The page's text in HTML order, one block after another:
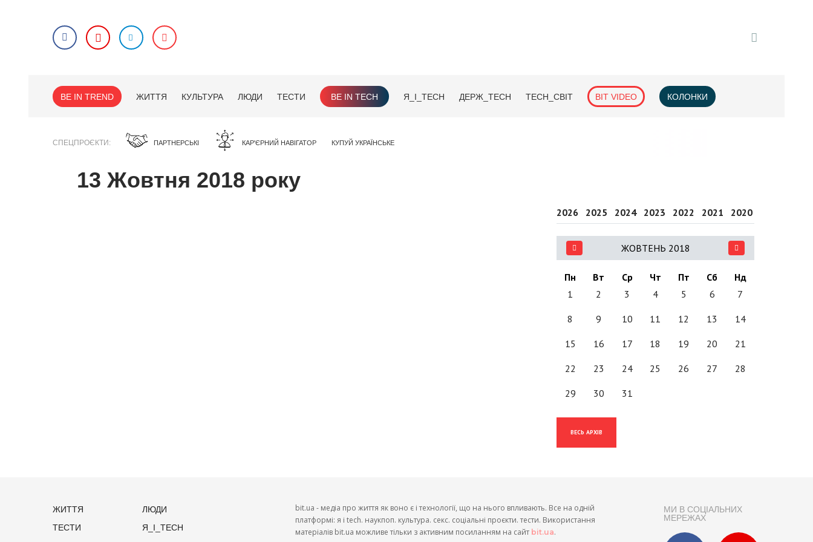
BE IN TREND ЖИТТЯ КУЛЬТУРА ЛЮДИ ТЕСТИ BE IN TECH Я_І_TECH ДЕРЖ_TECH TECH_СВІТ BIT VIDEO КОЛОНКИ
СПЕЦПРОЄКТИ ПАРТНЕРСЬКІ КАР'ЄРНИЙ НАВІГАТОР КУПУЙ УКРАЇНСЬКЕ
13 Жовтня 2018 року
2026 2025 2024 2023 2022 2021 2020
ЖОВТЕНЬ 2018
Пн Вт Ср Чт Пт Сб
Нд
1
2 3 4 5 6 7
8 9 10 11 12 13 14
15 16 17 18 19 20 21
22 23 24 25 26 27 28
29 30 31
ВЕСЬ АРХІВ
ЖИТТЯ
ЛЮДИ
ТЕСТИ
Я_І_TECH
МИ В СОЦІАЛЬНИХ
МЕРЕЖАХ
bit.ua - медіа про життя як воно є і технології, що на нього впливають. Все на одній
платформі: я і tech. наукпоп. культура. секс. соціальні проєкти. тести. Використання
матеріалів bit.ua можливе тільки з активним посиланням на сайт bit.ua.